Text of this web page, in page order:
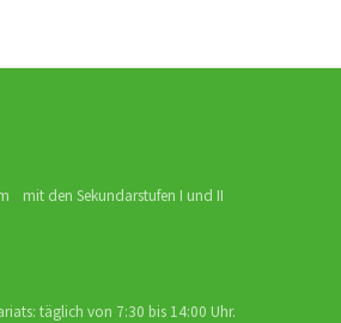
mit den Sekundarstufen I und II
täglich von 7:30 bis 14:00 Uhr.